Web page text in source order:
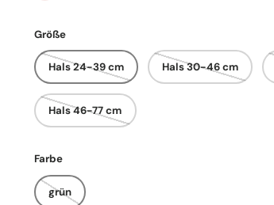
Größe
Hals 24-39 cm Hals 30-46 cm
Hals 46-77 cm
Farbe
grün